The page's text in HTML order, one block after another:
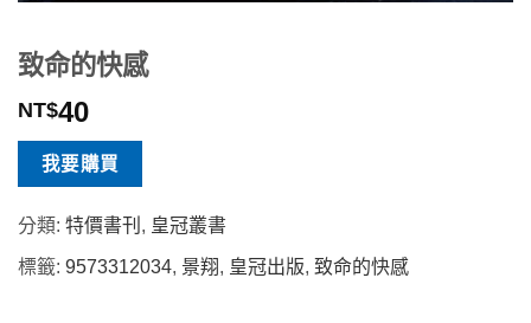
致命的快感
NT$40
我要購買
分類: 特價書刊 , 皇冠叢書
標籤: 9573312034, 景翔, 皇冠出版, 致命的快感